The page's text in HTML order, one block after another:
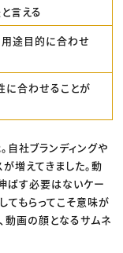
言える
用途目的に合わせ
に合わせることが
自社ブランディングや
増えてきました。動
ばす必要はないケー
てもらってこそ意味が
動画の顔となるサムネ